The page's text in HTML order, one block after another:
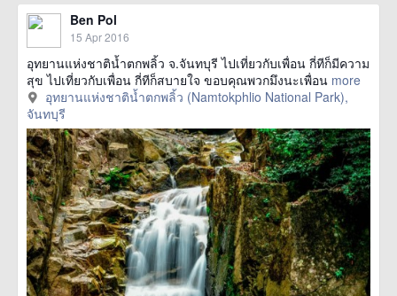
Ben Pol
15 Apr 2016
อุทยานแห่งชาติน้ำตกพลิ้ว จ.จันทบุรี ไปเที่ยวกับเพื่อน กี่ทีก็มีความ
สุข ไปเที่ยวกับเพื่อน กี่ทีก็สบายใจ ขอบคุณพวกมึงนะเพื่อน more
อุทยานแห่งชาติน้ำตกพลิ้ว (Namtokphlio National Park),
จันทบุรี